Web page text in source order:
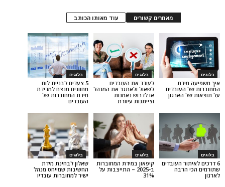
עוד מאותו הכותב
בלוגים
5 צעדים לבניית לוח
מחוונים מנצח למדידת
מידת המחוברות של
העובדים
לעודד את העובדים
לשאול ולאתגר את המנהל
או לדרוש נאמנות
וצייתנות עיוורת
בלוגים
שאלון לבחינת מידת
החשיבות שמייחס מנהל
ישיר למחוברות עובדיו
קיפאון במידת המחוברות
ב-2025 – התייצבות על
העובדים